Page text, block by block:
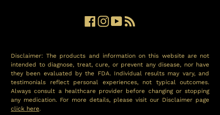
Facebook
Instagram
YouTube
Disclaimer: The products and information on this website are not
intended to diagnose, treat, cure, or prevent any disease, nor have
they been evaluated by the FDA. Individual results may vary, and
testimonials reflect personal experiences, not typical outcomes.
Always consult a healthcare provider before changing or stopping
any medication. For more details, please visit our Disclaimer page
click here.